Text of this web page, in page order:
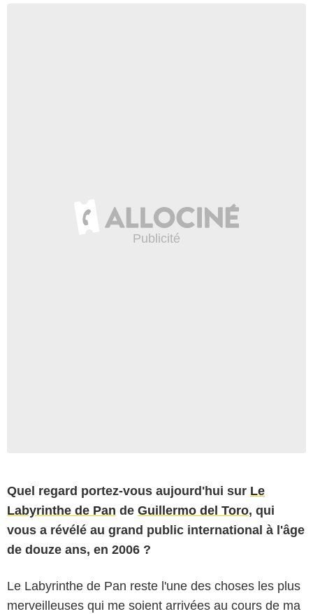
Quel regard portez-vous aujourd'hui sur Le
Labyrinthe de Pan de Guillermo del Toro, qui
vous a révélé au grand public international à l'âge
de douze ans, en 2006 ?
Le Labyrinthe de Pan reste l'une des choses les plus
merveilleuses qui me soient arrivées au cours de ma